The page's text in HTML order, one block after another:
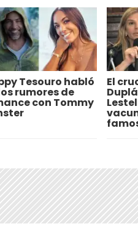
Tesouro habló
rumores de
con Tommy
El